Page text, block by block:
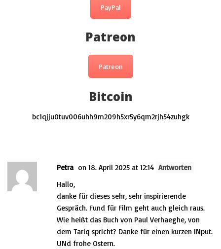
PayPal
Patreon
Patreon
Bitcoin
bc1qjju0tuv006uhh9m209h5xr5y6qm2rjh54zuhgk
Petra on 18. April 2025 at 12:14 Antworten
Hallo,
danke für dieses sehr, sehr inspirierende
Gespräch. Fund für Film geht auch gleich raus.
Wie heißt das Buch von Paul Verhaeghe, von
dem Tariq spricht? Danke für einen kurzen INput.
UNd frohe Ostern.